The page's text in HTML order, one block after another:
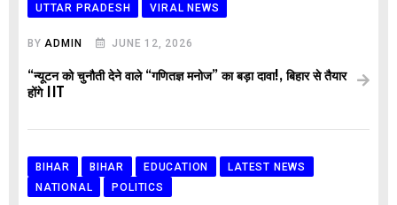
UTTAR PRADESH
VIRAL NEWS
BY ADMIN JUNE 12, 2026
“न्यूटन को चुनौती देने वाले “गणितज्ञ मनोज” का बड़ा दावा!, बिहार से तैयार
होंगे IIT
BIHAR BIHAR EDUCATION
LATEST NEWS
NATIONAL
POLITICS